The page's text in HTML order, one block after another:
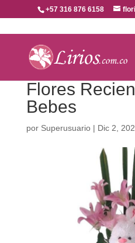
+57 316 876 6158
Flores
Bebes
por Superusuario| Dic 2,